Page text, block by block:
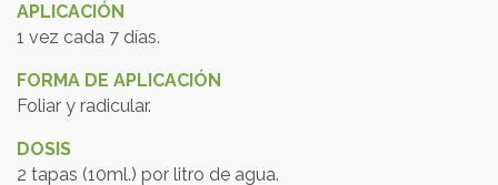
APLICACIÓN
1 vez cada 7 días.
FORMA DE APLICACIÓN
Foliar y radicular.
DOSIS
2 tapas (10ml.) por litro de agua.